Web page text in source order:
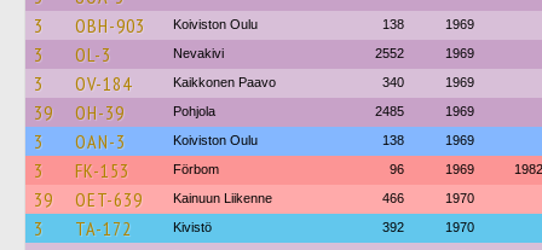
3 OBH-903 Koiviston Oulu 138 1969
3 OL-3 Nevakivi 2552 1969
3 OV-184 Kaikkonen Paavo 340 1969
39 OH-39 Pohjola 2485 1969
3 OAN-3 Koiviston Oulu 138 1969
3 FK-153 Förbom 96 1969 1982
39 OET-639 Kainuun Liikenne 466 1970
3 TA-172 Kivistö 392 1970